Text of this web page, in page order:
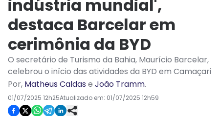
indústria mundial',
destaca Barcelar em
cerimônia da BYD
O secretário de Turismo da Bahia, Maurício Barcelar,
celebrou o início das atividades da BYD em Camaçari
Por, Matheus Caldas e João Tramm.
01/07/2025 12h25Atualizado em: 01/07/2025 12h59